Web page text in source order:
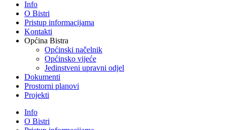
Info
O Bistri
Pristup informacijama
Kontakti
Općina Bistra
Općinski načelnik
Općinsko vijeće
Jedinstveni upravni odjel
Dokumenti
Prostorni planovi
Projekti
Info
O Bistri